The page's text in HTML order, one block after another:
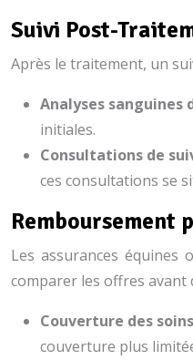
Suivi Post-
Après le traitement, un
Analyses sanguines
initiales.
Consultations de
ces consultations se
Remboursement
Les assurances
comparer les offres avant
Couverture des
couverture plus